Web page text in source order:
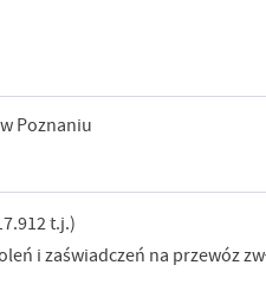
Poznaniu
t.j.)
i zaświadczeń na przewóz